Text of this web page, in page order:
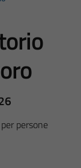
persone